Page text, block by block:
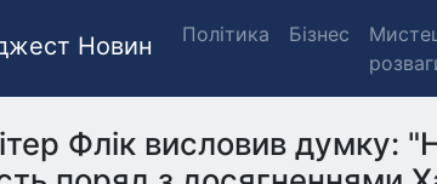
Новин Політика Бізнес
Флік висловив думку: